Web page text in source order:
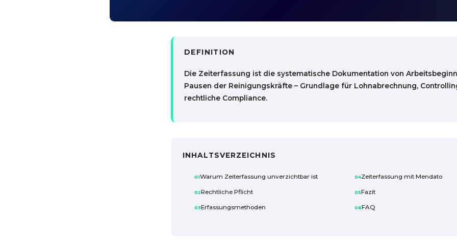
DEFINITION
Die Zeiterfassung ist die systematische Dokumentation von
Pausen der Reinigungskräfte – Grundlage für Lohnabrechnung,
rechtliche Compliance.
INHALTSVERZEICHNIS
Warum Zeiterfassung unverzichtbar ist
Rechtliche Pflicht
Erfassungsmethoden
Zeiterfassung mit Mendato
Fazit
FAQ